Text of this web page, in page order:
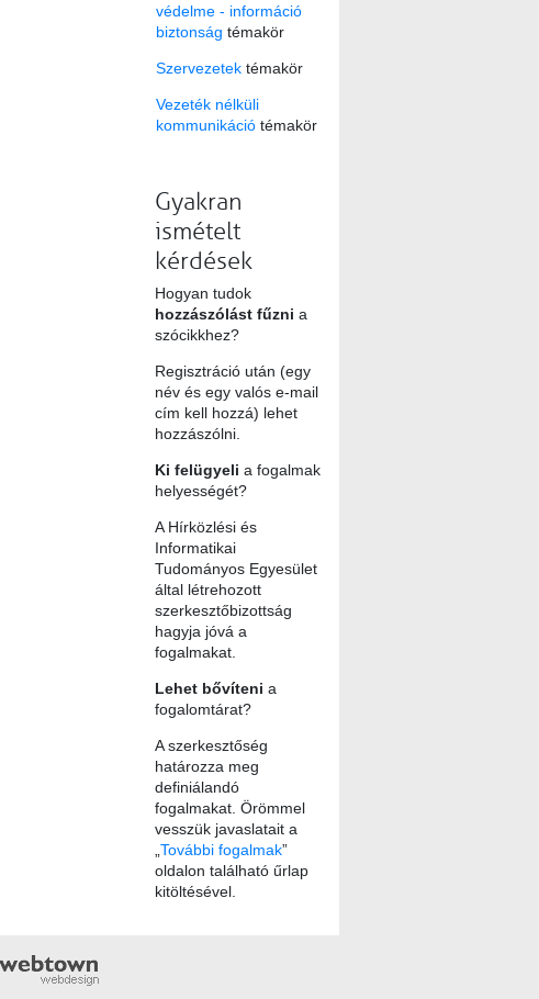
védelme - információ
biztonság témakör
Szervezetektémakör
Vezeték nélküli
kommunikációtémakör
Gyakran
ismételt
kérdések
Hogyan tudok
hozzászólást fűzni a
szócikkhez?
Regisztráció után (egy
név és egy valós e-mail
cím kell hozzá) lehet
hozzászólni.
Ki felügyeli a fogalmak
helyességét?
A Hírközlési és
Informatikai
Tudományos Egyesület
által létrehozott
szerkesztőbizottság
hagyja jóvá a
fogalmakat.
Lehet bővíteni a
fogalomtárat?
A szerkesztőség
határozza meg
definiálandó
fogalmakat. Örömmel
vesszük javaslatait a
További fogalmak”
oldalon található űrlap
kitöltésével.